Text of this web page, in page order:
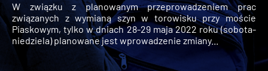
W związku z planowanym przeprowadzeniem prac
związanych z wymianą szyn w torowisku przy moście
Piaskowym, tylko w dniach 28-29 maja 2022 roku (sobota-
niedziela) planowane jest wprowadzenie zmiany...